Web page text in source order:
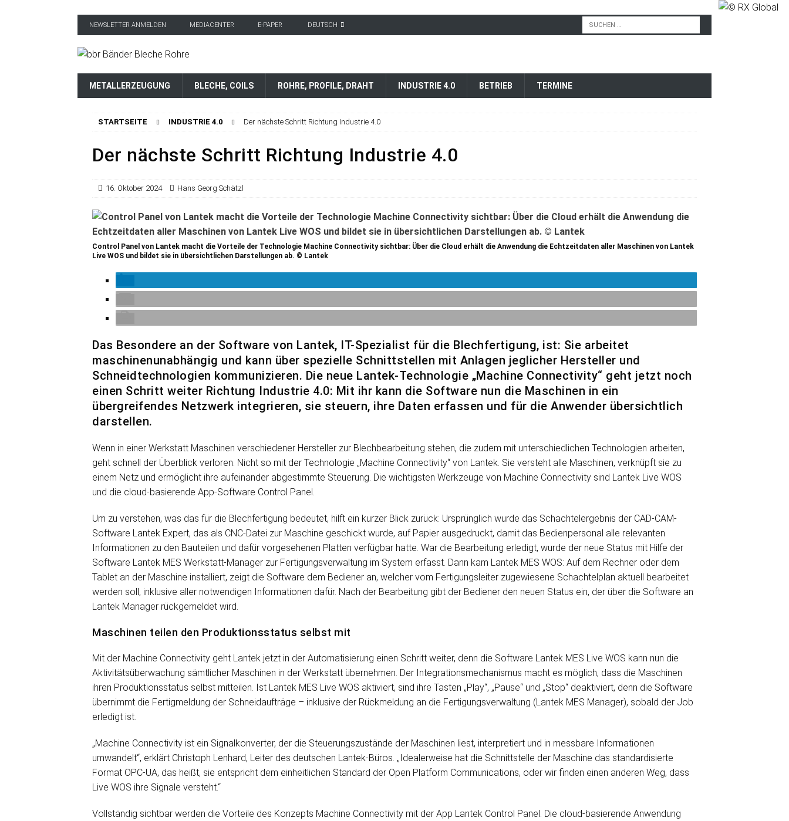
NEWSLETTER ANMELDEN MEDIACENTER E-PAPER DEUTSCH
METALLERZEUGUNG BLECHE, COILS ROHRE, PROFILE, DRAHT INDUSTRIE 4.0 BETRIEB TERMINE
STARTSEITE INDUSTRIE 4.0 Der nächste Schritt Richtung Industrie 4.0
Der nächste Schritt Richtung Industrie 4.0
16. Oktober 2024 Hans Georg Schätzl
Control Panel von Lantek macht die Vorteile der Technologie Machine Connectivity sichtbar: Über die Cloud erhält die Anwendung die Echtzeitdaten aller Maschinen von Lantek
Live WOS und bildet sie in übersichtlichen Darstellungen ab. © Lantek
Das Besondere an der Software von Lantek, IT-Spezialist für die Blechfertigung, ist: Sie arbeitet
maschinenunabhängig und kann über spezielle Schnittstellen mit Anlagen jeglicher Hersteller und
Schneidtechnologien kommunizieren. Die neue Lantek-Technologie „Machine Connectivity“ geht jetzt noch
einen Schritt weiter Richtung Industrie 4.0: Mit ihr kann die Software nun die Maschinen in ein
übergreifendes Netzwerk integrieren, sie steuern, ihre Daten erfassen und für die Anwender übersichtlich
darstellen.
Wenn in einer Werkstatt Maschinen verschiedener Hersteller zur Blechbearbeitung stehen, die zudem mit unterschiedlichen Technologien arbeiten,
geht schnell der Überblick verloren. Nicht so mit der Technologie „Machine Connectivity“ von Lantek. Sie versteht alle Maschinen, verknüpft sie zu
einem Netz und ermöglicht ihre aufeinander abgestimmte Steuerung. Die wichtigsten Werkzeuge von Machine Connectivity sind Lantek Live WOS
und die cloud-basierende App-Software Control Panel.
Um zu verstehen, was das für die Blechfertigung bedeutet, hilft ein kurzer Blick zurück: Ursprünglich wurde das Schachtelergebnis der CAD-CAM-
Software Lantek Expert, das als CNC-Datei zur Maschine geschickt wurde, auf Papier ausgedruckt, damit das Bedienpersonal alle relevanten
Informationen zu den Bauteilen und dafür vorgesehenen Platten verfügbar hatte. War die Bearbeitung erledigt, wurde der neue Status mit Hilfe der
Software Lantek MES Werkstatt-Manager zur Fertigungsverwaltung im System erfasst. Dann kam Lantek MES WOS: Auf dem Rechner oder dem
Tablet an der Maschine installiert, zeigt die Software dem Bediener an, welcher vom Fertigungsleiter zugewiesene Schachtelplan aktuell bearbeitet
werden soll, inklusive aller notwendigen Informationen dafür. Nach der Bearbeitung gibt der Bediener den neuen Status ein, der über die Software an
Lantek Manager rückgemeldet wird.
Maschinen teilen den Produktionsstatus selbst mit
Mit der Machine Connectivity geht Lantek jetzt in der Automatisierung einen Schritt weiter, denn die Software Lantek MES Live WOS kann nun die
Aktivitätsüberwachung sämtlicher Maschinen in der Werkstatt übernehmen. Der Integrationsmechanismus macht es möglich, dass die Maschinen
ihren Produktionsstatus selbst mitteilen. Ist Lantek MES Live WOS aktiviert, sind ihre Tasten „Play“, „Pause“ und „Stop“ deaktiviert, denn die Software
übernimmt die Fertigmeldung der Schneidaufträge – inklusive der Rückmeldung an die Fertigungsverwaltung (Lantek MES Manager), sobald der Job
erledigt ist.
„Machine Connectivity ist ein Signalkonverter, der die Steuerungszustände der Maschinen liest, interpretiert und in messbare Informationen
umwandelt“, erklärt Christoph Lenhard, Leiter des deutschen Lantek-Büros. „Idealerweise hat die Schnittstelle der Maschine das standardisierte
Format OPC-UA, das heißt, sie entspricht dem einheitlichen Standard der Open Platform Communications, oder wir finden einen anderen Weg, dass
Live WOS ihre Signale versteht.“
Vollständig sichtbar werden die Vorteile des Konzepts Machine Connectivity mit der App Lantek Control Panel. Die cloud-basierende Anwendung